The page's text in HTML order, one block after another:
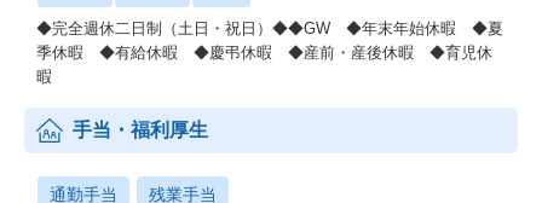
◆完全週休二日制（土日・祝日）◆◆GW ◆年末年始休暇 ◆夏
季休暇 ◆有給休暇 ◆慶弔休暇 ◆産前・産後休暇 ◆育児休
暇
手当・福利厚生
通勤手当 残業手当